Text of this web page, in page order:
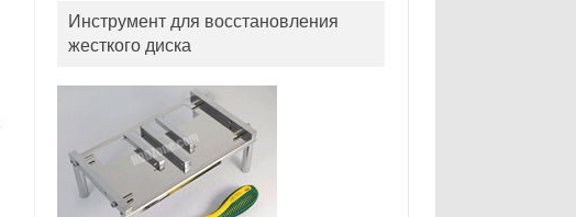
Инструмент для восстановления
жесткого диска